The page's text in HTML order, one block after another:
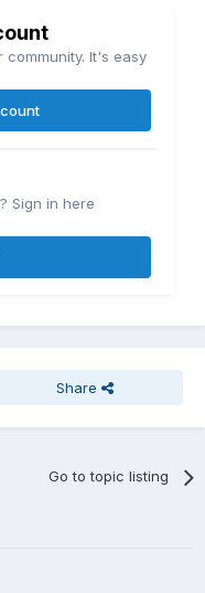
It's easy!
Sign in here.
Share
Go to topic listing